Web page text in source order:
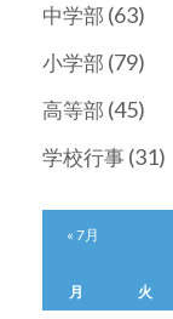
中学部 (63)
小学部 (79)
高等部 (45)
学校行事(31)
月 火
« 7月